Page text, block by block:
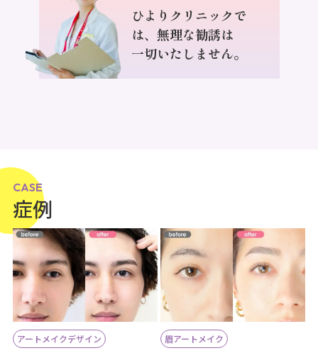
ひよりクリニックで
は、 無理な勧誘は
一切いたしません。
CASE
症例
アートメイクデザイン 眉アートメイク